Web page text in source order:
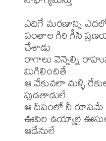
ఎదిగే మరణాన్ని
పంతాల గిరి గీసి
చేశాడు
రాగాలు వెన్నెల్ని
మిగిలించితే
ఆ వేకువలా మళ్ళి
పుడతాడులే
ఆ దీపంలో నీ రూపమే
ఊపిరి ఉయ్యాలై
ఆడేనులే